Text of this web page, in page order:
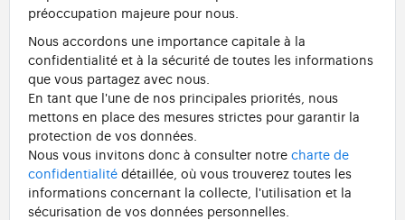
préoccupation majeure pour nous.
Nous accordons une importance capitale à la
confidentialité et à la sécurité de toutes les informations
que vous partagez avec nous.
En tant que l'une de nos principales priorités, nous
mettons en place des mesures strictes pour garantir la
protection de vos données.
Nous vous invitons donc à consulter notre charte de
confidentialité détaillée, où vous trouverez toutes les
informations concernant la collecte, l'utilisation et la
sécurisation de vos données personnelles.